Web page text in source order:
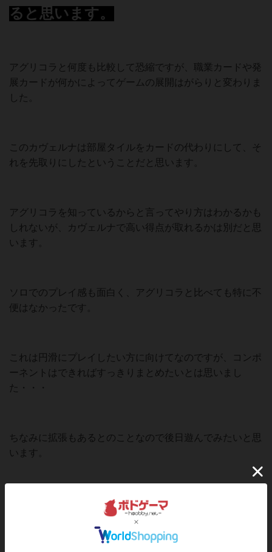
ると思います。
アグリコラと何度も比較して恐縮ですが、職業カードや発
展カードが何かによってゲームの展開はがらりと変わりま
した。
このカヴェルナは部屋タイルをカードの代わりにして、そ
れを先取りにしたということだと思います。
アグリコラを知っているからと言ってやり方はわかるかも
しれないが、カヴェルナで高い得点が取れるかは別だと思
います。
ソロでのプレイ感も面白く、アグリコラと比べても特に不
便はなかったです。
これは円滑にプレイしたい方に向けてなのですが、コンポ
ーネントはできればすっきりまとめたいとは思いまし
た・・・
ちなみに拡張もあるとのことなので後日遊んでみたいと思
います。